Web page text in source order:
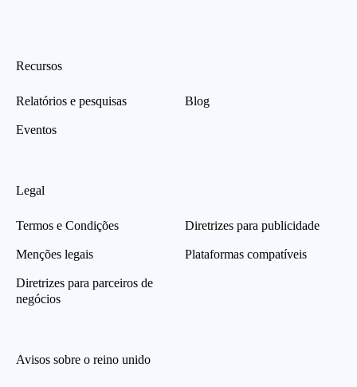
Recursos
Relatórios e pesquisas
Eventos
Blog
Legal
Termos e Condições
Menções legais
Diretrizes para parceiros de
negócios
Diretrizes para publicidade
Plataformas compatíveis
Avisos sobre o reino unido